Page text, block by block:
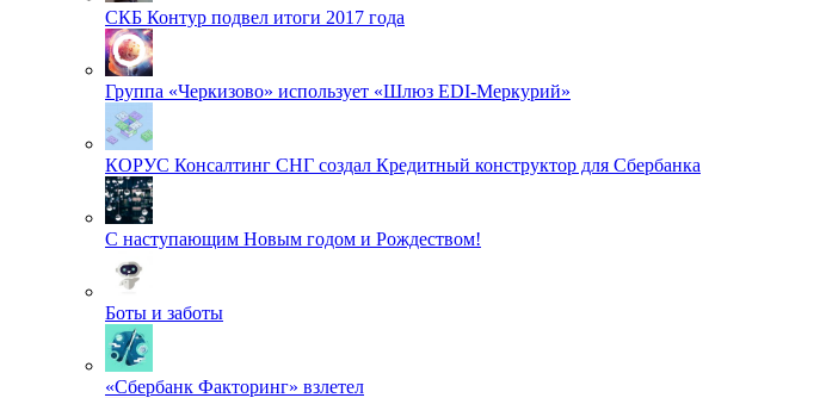
СКБ Контур подвел итоги 2017 года
Группа «Черкизово» использует «Шлюз EDI-Меркурий»
КОРУС Консалтинг СНГ создал Кредитный конструктор для Сбербанка
С наступающим Новым годом и Рождеством!
Боты и заботы
«Сбербанк Факторинг» взлетел